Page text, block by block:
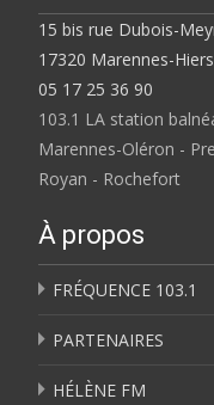
15 bis rue Dubois-
17320 Marennes-
05 17 25 36 90
103.1 LA station
Marennes-Oléron -
Royan - Rochefort
À propos
FRÉQUENCE 103.1
PARTENAIRES
HÉLÈNE FM